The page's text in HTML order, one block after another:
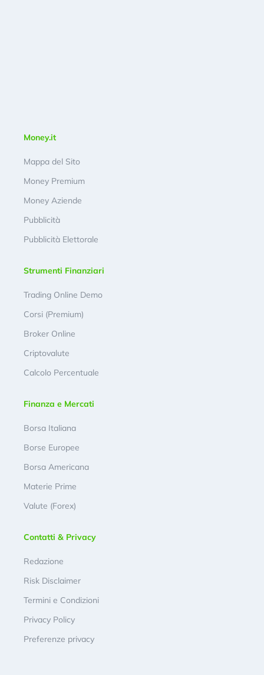
Money.it
Mappa del Sito
Money Premium
Money Aziende
Pubblicità
Pubblicità Elettorale
Strumenti Finanziari
Trading Online Demo
Corsi (Premium)
Broker Online
Criptovalute
Calcolo Percentuale
Finanza e Mercati
Borsa Italiana
Borse Europee
Borsa Americana
Materie Prime
Valute (Forex)
Contatti & Privacy
Redazione
Risk Disclaimer
Termini e Condizioni
Privacy Policy
Preferenze privacy